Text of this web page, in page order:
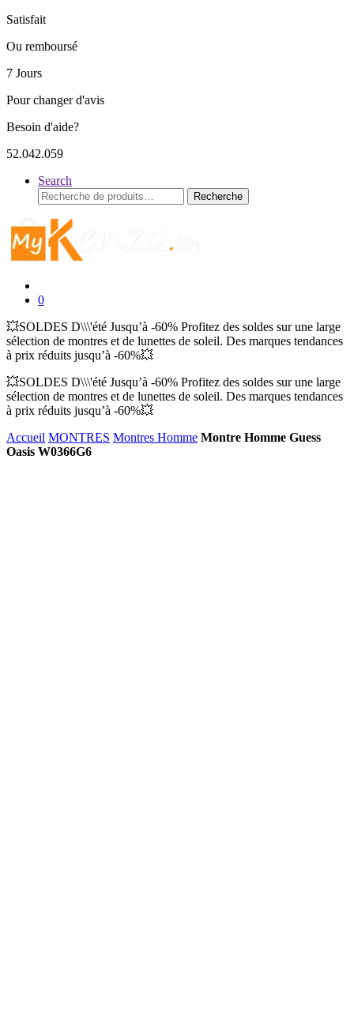
Satisfait
Ou remboursé
7 Jours
Pour changer d'avis
Besoin d'aide?
52.042.059
Search
Recherche
pour :
Recherche
0
💥SOLDES D\\\'été Jusqu’à -60% Profitez des soldes sur une large
sélection de montres et de lunettes de soleil. Des marques tendances
à prix réduits jusqu’à -60%💥
💥SOLDES D\\\'été Jusqu’à -60% Profitez des soldes sur une large
sélection de montres et de lunettes de soleil. Des marques tendances
à prix réduits jusqu’à -60%💥
Accueil MONTRES Montres Homme Montre Homme Guess
Oasis W0366G6